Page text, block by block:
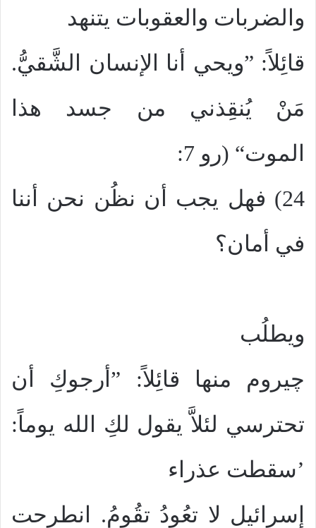
والضربات والعقوبات يتنهد
قائِلاً: ”ويحي أنا الإنسان الشَّقيُّ.
مَنْ يُنقِذني من جسد هذا
الموت“ (رو 7:
24) فهل يجب أن نظُن نحن أننا
في أمان؟
ويطلُب
چيروم منها قائِلاً: ”أرجوكِ أن
تحترسي لئلاَّ يقول لكِ الله يوماً:
’سقطت عذراء
إسرائيل لا تعُودُ تقُومُ. انطرحت